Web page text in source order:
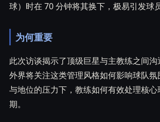
球）时在 70 分钟将其换下，极易引发球
为何重要
此次访谈揭示了顶级巨星与主教练之间沟
外界将关注这类管理风格如何影响球队
与地位的压力下，教练如何有效处理核
期。